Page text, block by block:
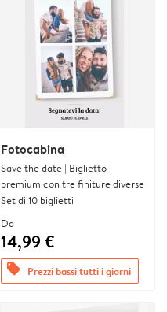
Fotocabina
Save the date | Biglietto
premium con tre finiture diverse
Set di 10 biglietti
Da
14,99 €
offers Prezzi bassi tutti i giorni